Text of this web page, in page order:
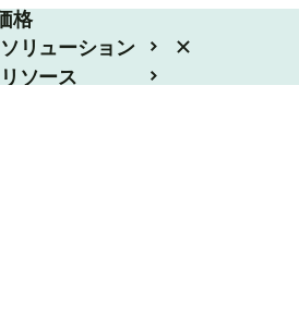
格
ソリューション
リソース